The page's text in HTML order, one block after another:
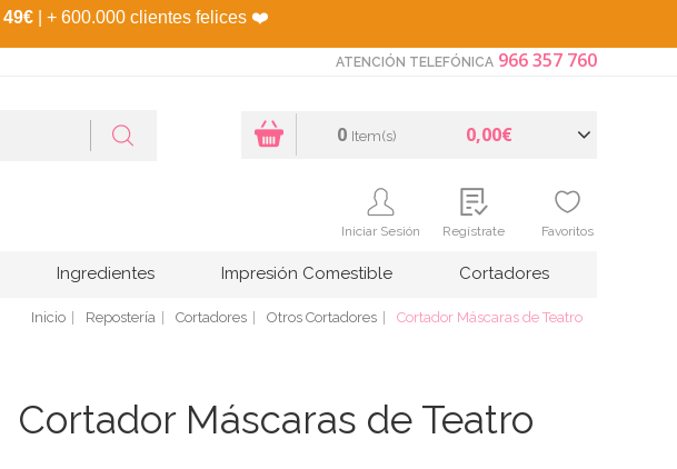
49€ | + 600.000 clientes felices ❤️
ATENCIÓN TELEFÓNICA 966 357 760
0 Item(s) 0,00€
Iniciar Sesión Regístrate Favoritos
Ingredientes Impresión Comestible Cortadores
Inicio Repostería Cortadores Otros Cortadores Cortador Máscaras de Teatro
Cortador Máscaras de Teatro